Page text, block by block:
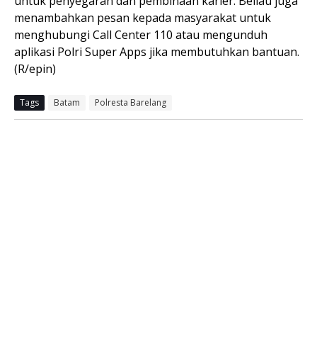
menambahkan pesan kepada masyarakat untuk
menghubungi Call Center 110 atau mengunduh
aplikasi Polri Super Apps jika membutuhkan bantuan.
(R/epin)
Tags Batam Polresta Barelang